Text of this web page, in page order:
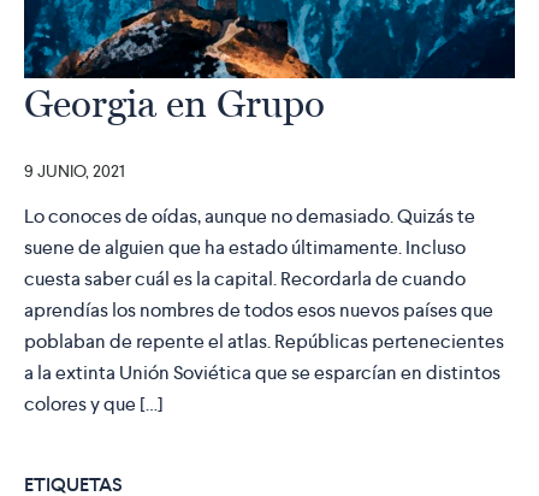
Georgia en Grupo
9 JUNIO, 2021
Lo conoces de oídas, aunque no demasiado. Quizás te
suene de alguien que ha estado últimamente. Incluso
cuesta saber cuál es la capital. Recordarla de cuando
aprendías los nombres de todos esos nuevos países que
poblaban de repente el atlas. Repúblicas pertenecientes
a la extinta Unión Soviética que se esparcían en distintos
colores y que […]
ETIQUETAS